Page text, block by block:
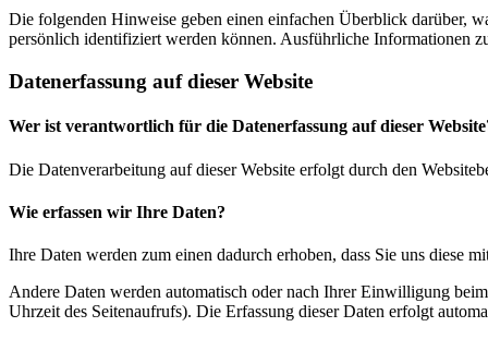
Die folgenden Hinweise geben einen einfachen Überblick darüber,
persönlich identifiziert werden können. Ausführliche Informationen
Datenerfassung auf dieser Website
Wer ist verantwortlich für die Datenerfassung auf dieser
Die Datenverarbeitung auf dieser Website erfolgt durch den
Wie erfassen wir Ihre Daten?
Ihre Daten werden zum einen dadurch erhoben, dass Sie uns diese
Andere Daten werden automatisch oder nach Ihrer Einwilligung
Uhrzeit des Seitenaufrufs). Die Erfassung dieser Daten erfolgt